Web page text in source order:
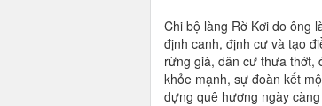
Chi bộ làng Rờ Kơi do ông
định canh, định cư và tạo
rừng già, dân cư thưa thớt,
khỏe mạnh, sự đoàn kết
dựng quê hương ngày